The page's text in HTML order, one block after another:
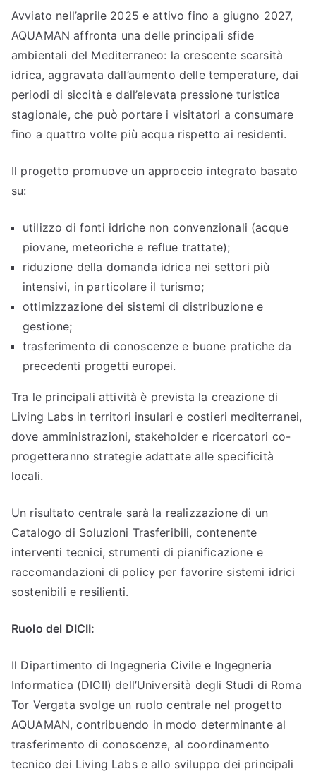
Avviato nell’aprile 2025 e attivo fino a giugno 2027,
AQUAMAN affronta una delle principali sfide
ambientali del Mediterraneo: la crescente scarsità
idrica, aggravata dall’aumento delle temperature, dai
periodi di siccità e dall’elevata pressione turistica
stagionale, che può portare i visitatori a consumare
fino a quattro volte più acqua rispetto ai residenti.
Il progetto promuove un approccio integrato basato
su:
utilizzo di fonti idriche non convenzionali (acque
piovane, meteoriche e reflue trattate);
riduzione della domanda idrica nei settori più
intensivi, in particolare il turismo;
ottimizzazione dei sistemi di distribuzione e
gestione;
trasferimento di conoscenze e buone pratiche da
precedenti progetti europei.
Tra le principali attività è prevista la creazione di
Living Labs in territori insulari e costieri mediterranei,
dove amministrazioni, stakeholder e ricercatori co-
progetteranno strategie adattate alle specificità
locali.
Un risultato centrale sarà la realizzazione di un
Catalogo di Soluzioni Trasferibili, contenente
interventi tecnici, strumenti di pianificazione e
raccomandazioni di policy per favorire sistemi idrici
sostenibili e resilienti.
Ruolo del DICII:
Il Dipartimento di Ingegneria Civile e Ingegneria
Informatica (DICII) dell’Università degli Studi di Roma
Tor Vergata svolge un ruolo centrale nel progetto
AQUAMAN, contribuendo in modo determinante al
trasferimento di conoscenze, al coordinamento
tecnico dei Living Labs e allo sviluppo dei principali